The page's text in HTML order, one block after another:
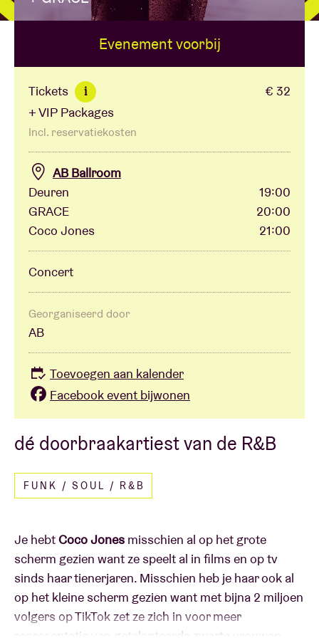
BRDCST
ABtv
Concertcheque
Over AB
Contact
dé doorbraakartiest van de R&B
FUNK / SOUL / R&B
Je hebtCoco Jones misschien al op het grote
scherm gezien want ze speelt al in films en op tv
sinds haar tienerjaren. Misschien heb je haar ook al
op het kleine scherm gezien want met bijna 2 miljoen
volgers op TikTok zet ze zich in voor meer
Evenement voorbij
Tickets i
€ 32
+ VIP Packages
Incl. reservatiekosten
AB Ballroom
Deuren
19:00
GRACE
20:00
Coco Jones
21:00
Concert
Georganiseerd door
AB
Toevoegen aan kalender
Facebook event bijwonen